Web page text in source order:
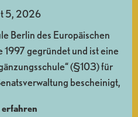
5, 2026
Berlin des Europäischen
1997 gegründet und ist eine
(§103) für
bescheinigt,